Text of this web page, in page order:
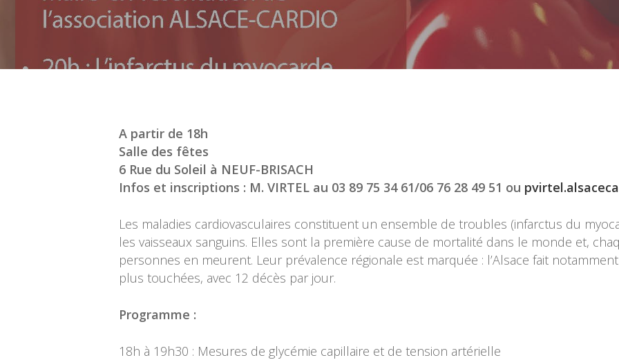
Validez pour lancer la recherche
A partir de 18h
Salle des fêtes
6 Rue du Soleil à NEUF-BRISACH
Infos et inscriptions : M. VIRTEL au 03 89 75 34 61/06 76 28 49 51 ou
Les maladies cardiovasculaires constituent un ensemble de troubles (infarctus du
les vaisseaux sanguins. Elles sont la première cause de mortalité dans le monde et,
personnes en meurent. Leur prévalence régionale est marquée : l’Alsace fait
plus touchées, avec 12 décès par jour.
Programme :
18h à 19h30 : Mesures de glycémie capillaire et de tension artérielle